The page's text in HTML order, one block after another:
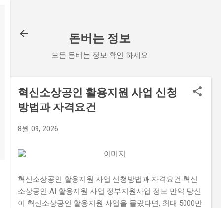
돈버는 정보
모든 돈버는 정보 확인 하세요
혁신소상공인 활용지원 사업 신청
방법과 자격요건
8월 09, 2026
혁신소상공인 활용지원 사업 신청방법과 자격요건 혁신
소상공인 AI 활용지원 사업 정부지원사업 정보 만약 당신
이 혁신소상공인 활용지원 사업을 몰랐다면, 최대 5000만